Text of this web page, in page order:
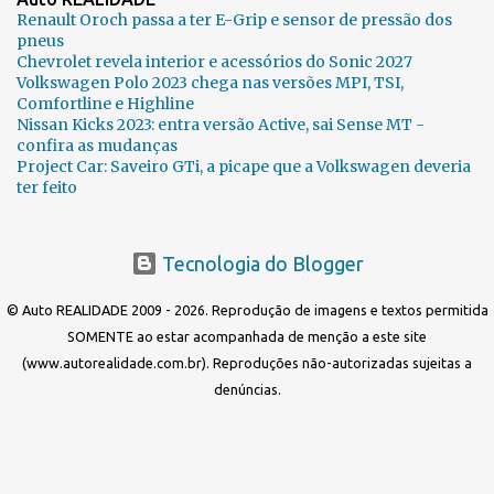
Renault Oroch passa a ter E-Grip e sensor de pressão dos
pneus
Chevrolet revela interior e acessórios do Sonic 2027
Volkswagen Polo 2023 chega nas versões MPI, TSI,
Comfortline e Highline
Nissan Kicks 2023: entra versão Active, sai Sense MT -
confira as mudanças
Project Car: Saveiro GTi, a picape que a Volkswagen deveria
ter feito
Tecnologia do Blogger
© Auto REALIDADE 2009 - 2026. Reprodução de imagens e textos permitida
SOMENTE ao estar acompanhada de menção a este site
(www.autorealidade.com.br). Reproduções não-autorizadas sujeitas a
denúncias.